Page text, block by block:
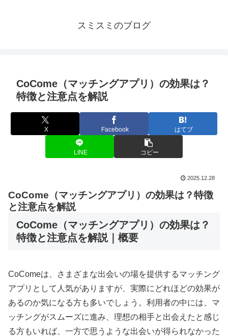
スミスミのブログ
CoCome（マッチングアプリ）の効果は？
特徴と注意点を解説
X Facebook はてブ
LINE コピー
2025.12.28
CoCome（マッチングアプリ）の効果は？特徴
と注意点を解説
CoCome（マッチングアプリ）の効果は？
特徴と注意点を解説｜概要
CoComeは、さまざまな出会いの場を提供するマッチング
アプリとして人気がありますが、実際にどれほどの効果が
あるのか気になる方も多いでしょう。利用者の中には、マ
ッチングがスムーズに進み、理想の相手と出会えたと感じ
る方もいれば、一方で思うような出会いが得られなかった